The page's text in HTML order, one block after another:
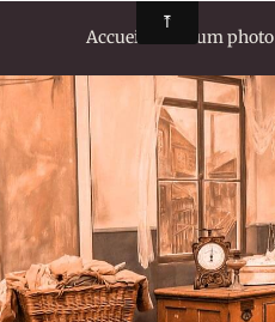
Accueil Album photo